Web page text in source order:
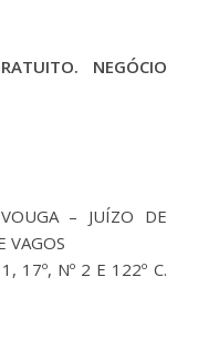
NEGÓCIO
– JUÍZO DE
VAGOS
17º, Nº 2 E 122º C.